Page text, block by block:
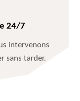
24/7
intervenons
sans tarder.